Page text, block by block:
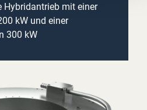
Hybridantrieb mit einer
kW und einer
300 kW